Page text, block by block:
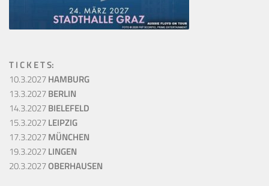
T I C K E T S:
10.3.2027HAMBURG
13.3.2027BERLIN
14.3.2027BIELEFELD
15.3.2027LEIPZIG
17.3.2027MÜNCHEN
19.3.2027LINGEN
20.3.2027OBERHAUSEN